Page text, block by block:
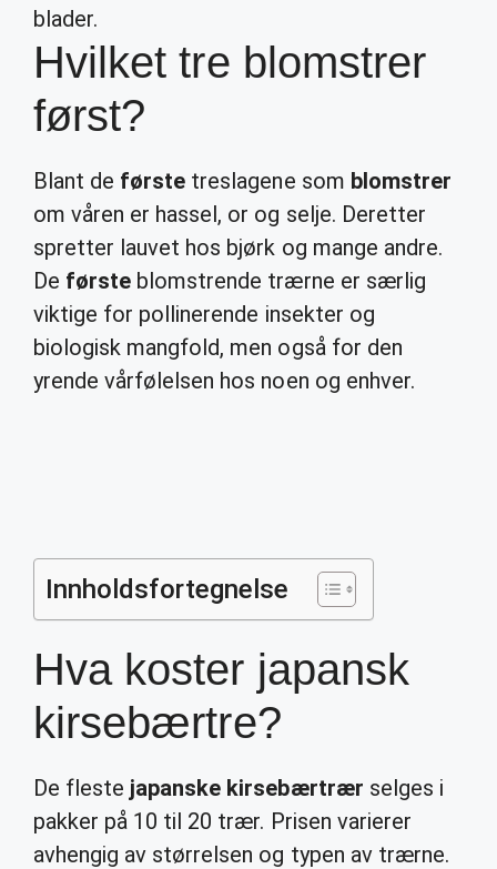
blader.
Hvilket tre blomstrer
først?
Blant de første treslagene som blomstrer
om våren er hassel, or og selje. Deretter
spretter lauvet hos bjørk og mange andre.
De første blomstrende trærne er særlig
viktige for pollinerende insekter og
biologisk mangfold, men også for den
yrende vårfølelsen hos noen og enhver.
Innholdsfortegnelse
Hva koster japansk
kirsebærtre?
De fleste japanske kirsebærtrær selges i
pakker på 10 til 20 trær. Prisen varierer
avhengig av størrelsen og typen av trærne.